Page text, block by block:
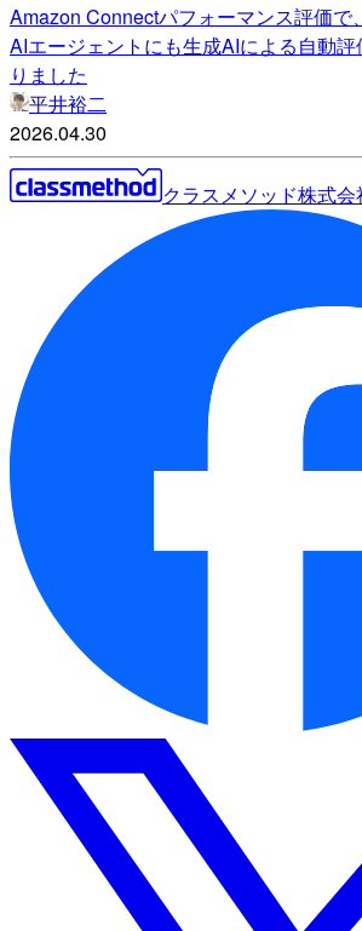
Amazon Connectパフォーマンス評価で
AIエージェントにも生成AIによる自動
りました
平井裕二
2026.04.30
クラスメソッド株式会